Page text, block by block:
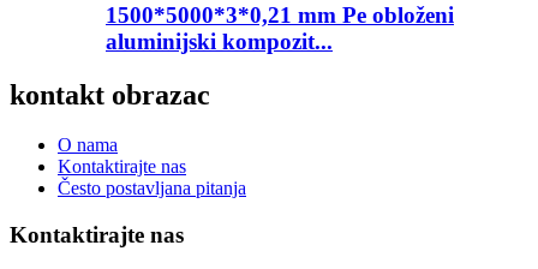
1500*5000*3*0,21 mm Pe obloženi
aluminijski kompozit...
kontakt obrazac
O nama
Kontaktirajte nas
Često postavljana pitanja
Kontaktirajte nas